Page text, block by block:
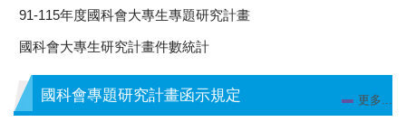
91-115年度國科會大專生專題研究計畫
國科會大專生研究計畫件數統計
國科會專題研究計畫函示規定 更多...